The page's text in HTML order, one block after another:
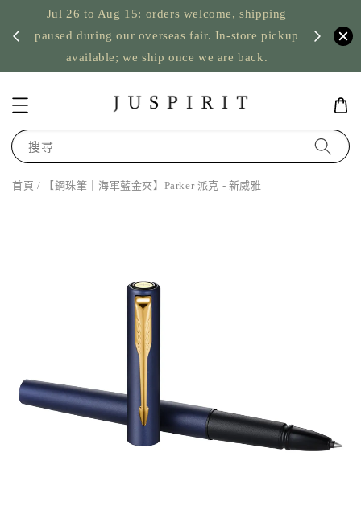
Jul 26 to Aug 15: orders welcome, shipping
paused during our overseas fair. In-store pickup
available; we ship once we are back.
US
搜尋
首頁 / 【鋼珠筆｜海軍藍金夾】Parker 派克 - 新威雅